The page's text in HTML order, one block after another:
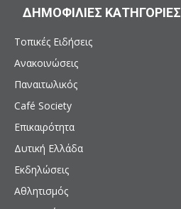
ΔΗΜΟΦΙΛΙΕΣ ΚΑΤΗΓΟΡΙΕΣ
Τοπικές Ειδήσεις
Ανακοινώσεις
Παναιτωλικός
Café Society
Επικαιρότητα
Δυτική Ελλάδα
Εκδηλώσεις
Αθλητισμός